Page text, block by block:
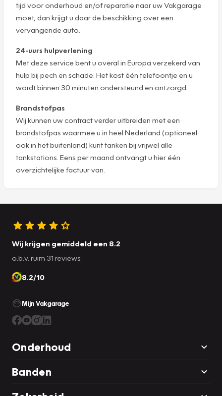
tijd voor onderhoud en/of reparatie naar uw Vakgarage
moet, dan krijgt u daar de beschikking over een
vervangende auto.
24-uurs hulpverlening
Met deze service bent u overal in Europa verzekerd van
hulp bij pech en schade. Het kost één telefoontje en u
wordt binnen 30 minuten ondersteund en ontzorgd.
Brandstofpas
Wij kunnen uw contract verder uitbreiden met een
brandstofpas waarmee u in heel Nederland (optioneel
ook in het buitenland) kunt tanken bij vrijwel alle
tankstations. Eens per maand ontvangt u hier één
overzichtelijke factuur van.
Wij krijgen gemiddeld een 8.2
o.b.v. ruim 31 reviews
8.2/10
Mijn Vakgarage
Onderhoud
Banden